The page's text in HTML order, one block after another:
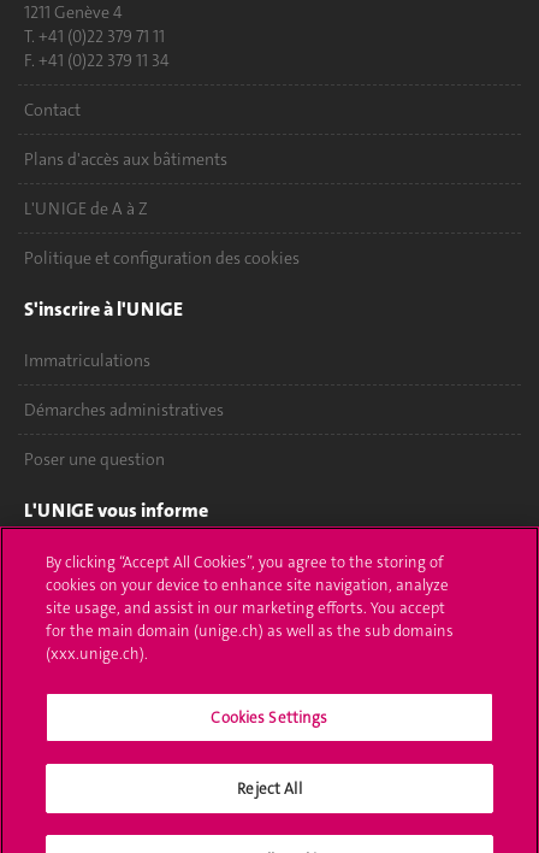
1211 Genève 4
T. +41 (0)22 379 71 11
F. +41 (0)22 379 11 34
Contact
Plans d'accès aux bâtiments
L'UNIGE de A à Z
Politique et configuration des cookies
S'inscrire à l'UNIGE
Immatriculations
Démarches administratives
Poser une question
L'UNIGE vous informe
UNIGE Mobile
Médias
Offres d'emploi
Calendrier académique
Médias sociaux UNIGE
By clicking “Accept All Cookies”, you agree to the storing of
cookies on your device to enhance site navigation, analyze
site usage, and assist in our marketing efforts. You accept
for the main domain (unige.ch) as well as the sub domains
(xxx.unige.ch).
Cookies Settings
Reject All